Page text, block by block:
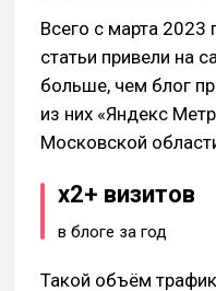
Всего с марта
статьи привели на
больше, чем блог
из них «Яндекс
Московской
х2+ визитов
в блоге за год
Такой объём